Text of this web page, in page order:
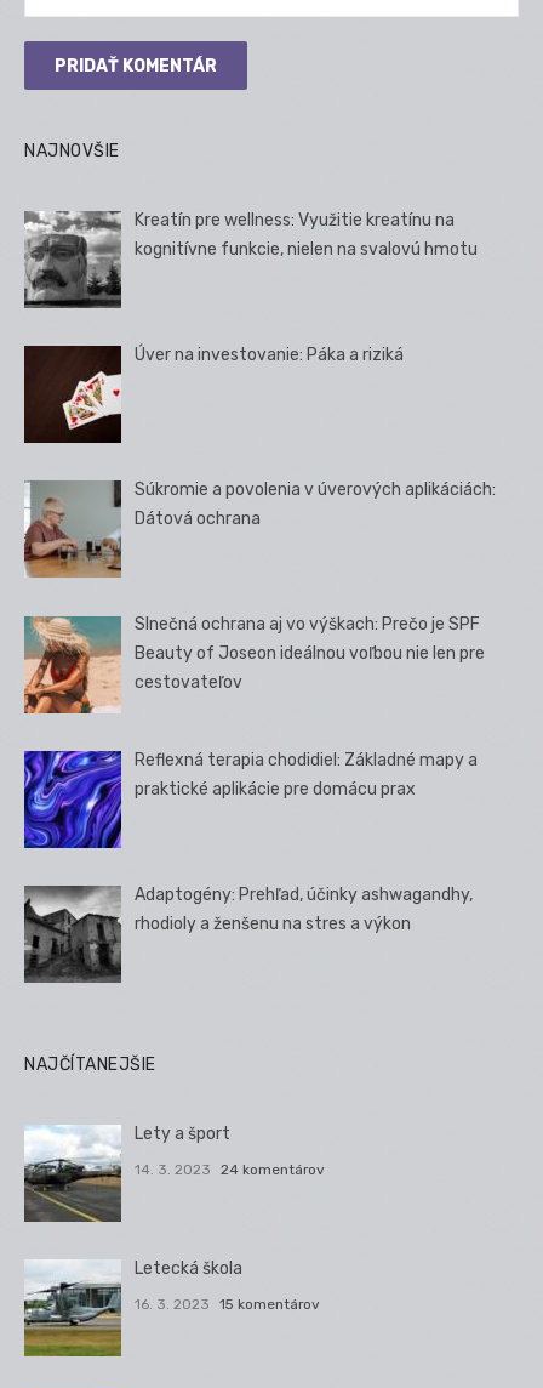
NAJNOVŠIE
Kreatín pre wellness: Využitie kreatínu na
kognitívne funkcie, nielen na svalovú hmotu
Úver na investovanie: Páka a riziká
Súkromie a povolenia v úverových aplikáciách:
Dátová ochrana
Slnečná ochrana aj vo výškach: Prečo je SPF
Beauty of Joseon ideálnou voľbou nie len pre
cestovateľov
Reflexná terapia chodidiel: Základné mapy a
praktické aplikácie pre domácu prax
Adaptogény: Prehľad, účinky ashwagandhy,
rhodioly a ženšenu na stres a výkon
NAJČÍTANEJŠIE
Lety a šport
14. 3. 2023 24 komentárov
Letecká škola
16. 3. 2023 15 komentárov